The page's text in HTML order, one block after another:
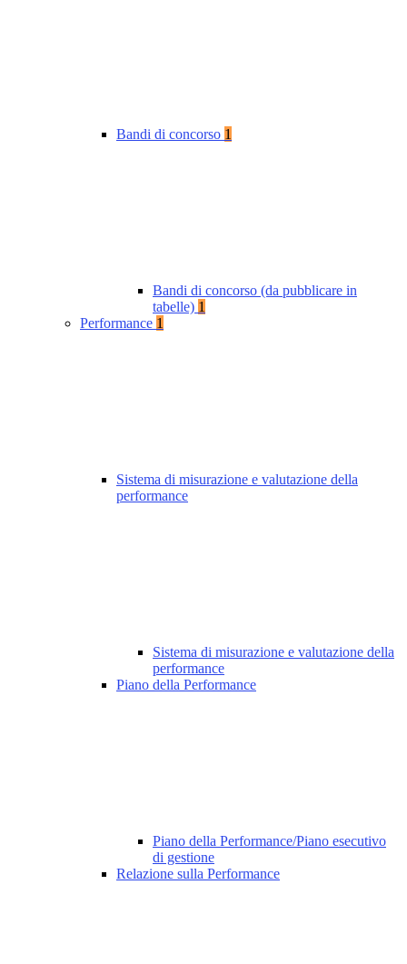
Bandi di concorso 1
Bandi di concorso (da pubblicare in
tabelle) 1
Performance 1
Sistema di misurazione e valutazione della
performance
Sistema di misurazione e valutazione della
performance
Piano della Performance
Piano della Performance/Piano esecutivo
di gestione
Relazione sulla Performance